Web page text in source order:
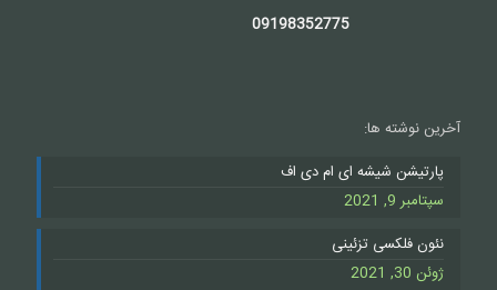
آخرین نوشته ها:
پارتیشن شیشه ای ام دی اف
سپتامبر 9, 2021
نئون فلکسی تزئینی
ژوئن 30, 2021